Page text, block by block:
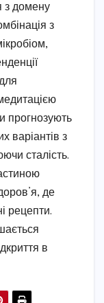
з домену
з
прогнозують
варіантів з
сталість.
де
рецепти.
в